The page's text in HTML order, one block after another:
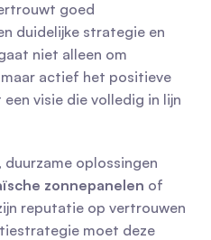
goed
duidelijke strategie en
niet alleen om
actief het positieve
visie die volledig in lijn
oplossingen
zonnepanelen
reputatie op vertrouwen
moet deze